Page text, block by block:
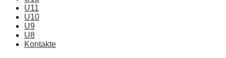
U11
U10
U9
U8
Kontakte